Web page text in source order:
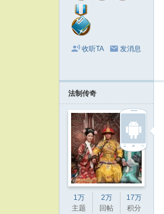
收听TA 发消息
法制传奇
1万
主题
2万
回帖
17万
积分